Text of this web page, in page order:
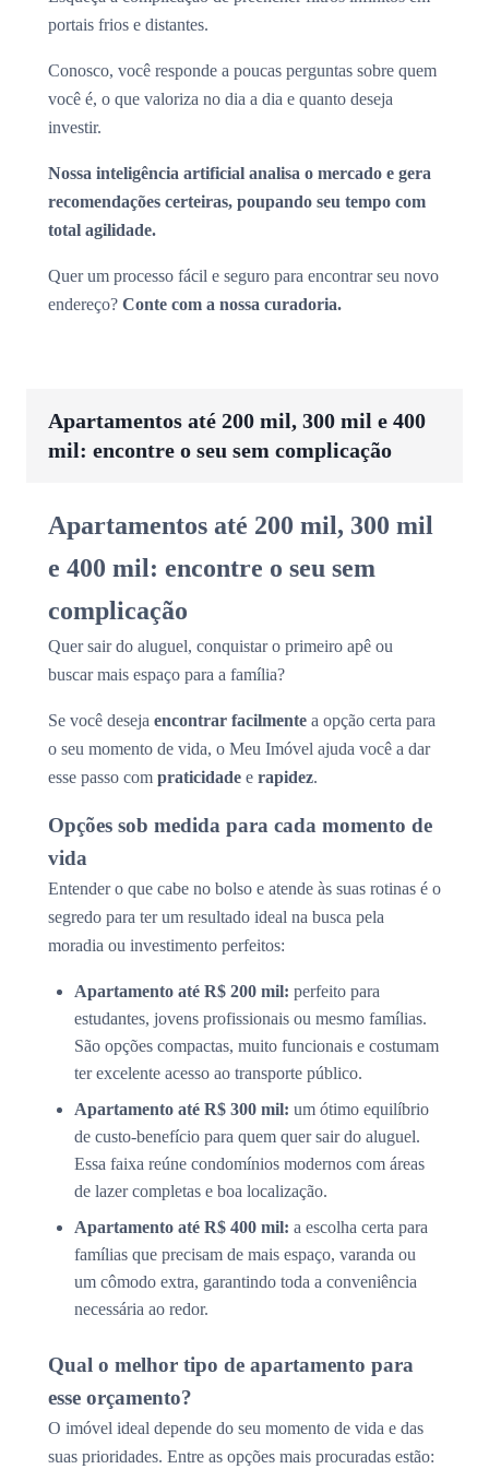
portais frios e distantes.
Conosco, você responde a poucas perguntas sobre quem
você é, o que valoriza no dia a dia e quanto deseja
investir.
Nossa inteligência artificial analisa o mercado e gera
recomendações certeiras, poupando seu tempo com
total agilidade.
Quer um processo fácil e seguro para encontrar seu novo
endereço? Conte com a nossa curadoria.
Apartamentos até 200 mil, 300 mil e 400
mil: encontre o seu sem complicação
Apartamentos até 200 mil, 300 mil
e 400 mil: encontre o seu sem
complicação
Quer sair do aluguel, conquistar o primeiro apê ou
buscar mais espaço para a família?
Se você deseja encontrar facilmente a opção certa para
o seu momento de vida, o Meu Imóvel ajuda você a dar
esse passo com praticidade e rapidez.
Opções sob medida para cada momento de
vida
Entender o que cabe no bolso e atende às suas rotinas é o
segredo para ter um resultado ideal na busca pela
moradia ou investimento perfeitos:
Apartamento até R$ 200 mil: perfeito para
estudantes, jovens profissionais ou mesmo famílias.
São opções compactas, muito funcionais e costumam
ter excelente acesso ao transporte público.
Apartamento até R$ 300 mil: um ótimo equilíbrio
de custo-benefício para quem quer sair do aluguel.
Essa faixa reúne condomínios modernos com áreas
de lazer completas e boa localização.
Apartamento até R$ 400 mil: a escolha certa para
famílias que precisam de mais espaço, varanda ou
um cômodo extra, garantindo toda a conveniência
necessária ao redor.
Qual o melhor tipo de apartamento para
esse orçamento?
O imóvel ideal depende do seu momento de vida e das
suas prioridades. Entre as opções mais procuradas estão: